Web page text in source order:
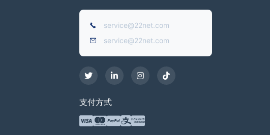
service@22net.com
service@22net.com
支付方式